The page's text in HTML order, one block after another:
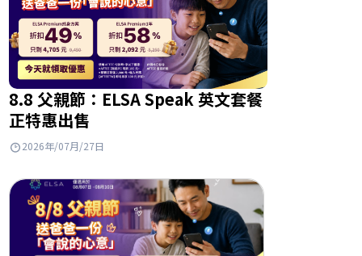
8.8 父親節：ELSA Speak 英文套餐
正特惠出售
2026年/07月/27日